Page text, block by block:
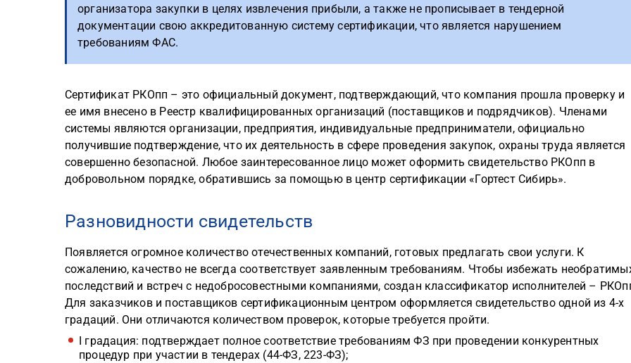
организатора закупки в целях извлечения прибыли, а также не прописывает в тендерной
документации свою аккредитованную систему сертификации, что является нарушением
требованиям ФАС.
Сертификат РКОпп – это официальный документ, подтверждающий, что компания прошла проверку и
ее имя внесено в Реестр квалифицированных организаций (поставщиков и подрядчиков). Членами
системы являются организации, предприятия, индивидуальные предприниматели, официально
получившие подтверждение, что их деятельность в сфере проведения закупок, охраны труда является
совершенно безопасной. Любое заинтересованное лицо может оформить свидетельство РКОпп в
добровольном порядке, обратившись за помощью в центр сертификации «Гортест Сибирь».
Разновидности свидетельств
Появляется огромное количество отечественных компаний, готовых предлагать свои услуги. К
сожалению, качество не всегда соответствует заявленным требованиям. Чтобы избежать
последствий и встреч с недобросовестными компаниями, создан классификатор исполнителей –
Для заказчиков и поставщиков сертификационным центром оформляется свидетельство одной из 4-х
градаций. Они отличаются количеством проверок, которые требуется пройти.
I градация: подтверждает полное соответствие требованиям ФЗ при проведении конкурентных
процедур при участии в тендерах (44-ФЗ, 223-ФЗ);